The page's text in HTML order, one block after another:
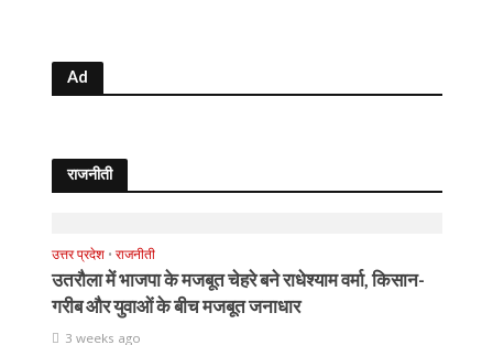
Ad
राजनीती
उत्तर प्रदेश • राजनीती
उतरौला में भाजपा के मजबूत चेहरे बने राधेश्याम वर्मा, किसान-
गरीब और युवाओं के बीच मजबूत जनाधार
3 weeks ago